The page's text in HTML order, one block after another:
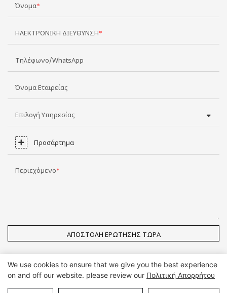
Όνομα
ΗΛΕΚΤΡΟΝΙΚΗ ΔΙΕΥΘΥΝΣΗ
Τηλέφωνο/WhatsApp
Όνομα Εταιρείας
Επιλογή Υπηρεσίας
Προσάρτημα
Περιεχόμενο
ΑΠΟΣΤΟΛΉ ΕΡΏΤΗΣΗΣ ΤΏΡΑ
Πνευματικά δικαιώματα © Guangzhou DG Furniture Co., Ltd. |
We use cookies to ensure that we give you the best experience
on and off our website. please review our Πολιτική Απορρήτου